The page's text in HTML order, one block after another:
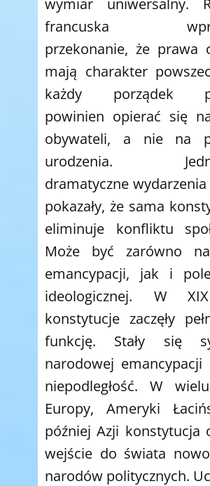
francuska
przekonanie, że prawa
mają charakter
każdy porządek
powinien opierać się
obywateli, a nie na
urodzenia.
dramatyczne
pokazały, że sama
eliminuje konfliktu
Może być zarówno
emancypacji, jak i
ideologicznej. W
konstytucje zaczęły
funkcję. Stały się
narodowej
niepodległość. W
Europy, Ameryki
później Azji konstytucja
wejście do świata
narodów politycznych.